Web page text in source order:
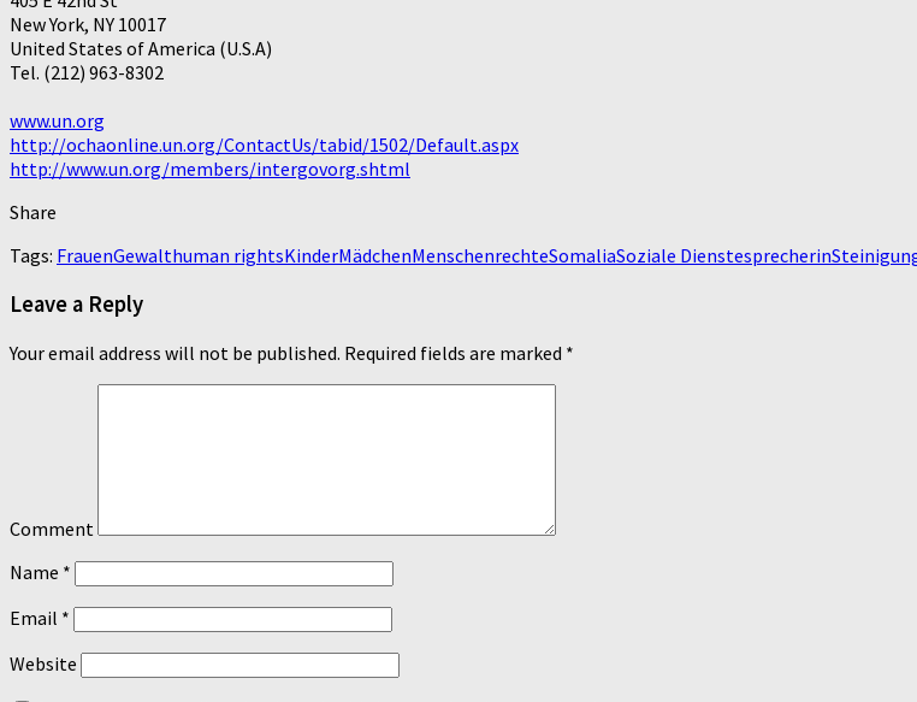
New York, NY 10017
United States of America (U.S.A)
Tel. (212) 963-8302
www.un.org
http://ochaonline.un.org/ContactUs/tabid/1502/Default.aspx
http://www.un.org/members/intergovorg.shtml
Share
Tags: FrauenGewalthuman rightsKinderMädchenMenschenrechteSomaliaSoziale Dienstesprecherin
Leave a Reply
Your email address will not be published. Required fields are marked *
Comment
Name *
Email *
Website